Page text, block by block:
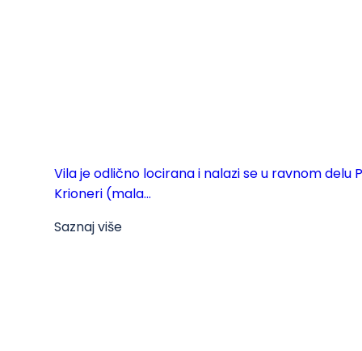
Vila je odlično locirana i nalazi se u ravnom delu
Krioneri (mala...
Saznaj više